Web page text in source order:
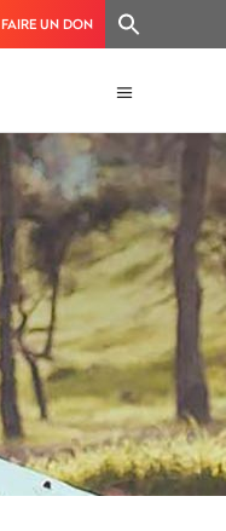
FAIRE UN DON